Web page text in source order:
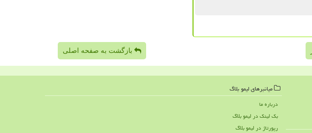
بازگشت به صفحه اصلی
میانبرهای لیمو بلاگ
درباره ما
بک لینک در لیمو بلاگ
رپورتاژ در لیمو بلاگ